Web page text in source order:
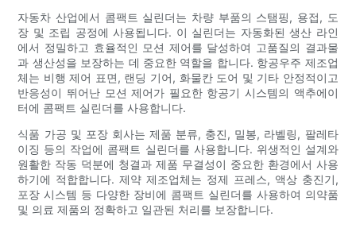
자동차 산업에서 콤팩트 실린더는 차량 부품의 스탬핑, 용접, 도
장 및 조립 공정에 사용됩니다. 이 실린더는 자동화된 생산 라인
에서 정밀하고 효율적인 모션 제어를 달성하여 고품질의 결과물
과 생산성을 보장하는 데 중요한 역할을 합니다. 항공우주 제조업
체는 비행 제어 표면, 랜딩 기어, 화물칸 도어 및 기타 안정적이고
반응성이 뛰어난 모션 제어가 필요한 항공기 시스템의 액추에이
터에 콤팩트 실린더를 사용합니다.
식품 가공 및 포장 회사는 제품 분류, 충진, 밀봉, 라벨링, 팔레타
이징 등의 작업에 콤팩트 실린더를 사용합니다. 위생적인 ​​설계와
원활한 작동 덕분에 청결과 제품 무결성이 중요한 환경에서 사용
하기에 적합합니다. 제약 제조업체는 정제 프레스, 액상 충진기,
포장 시스템 등 다양한 장비에 콤팩트 실린더를 사용하여 의약품
및 의료 제품의 정확하고 일관된 처리를 보장합니다.